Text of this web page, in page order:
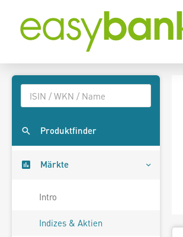
Produktfinder
Märkte
Intro
Indizes & Aktien